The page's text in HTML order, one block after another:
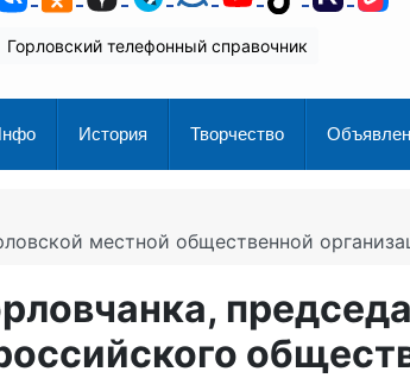
Горловский телефонный справочник
История Творчество
местной общественной